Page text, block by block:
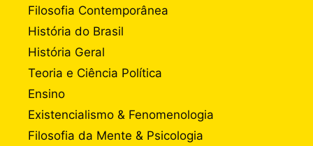
Filosofia Contemporânea
História do Brasil
História Geral
Teoria e Ciência Política
Ensino
Existencialismo & Fenomenologia
Filosofia da Mente & Psicologia